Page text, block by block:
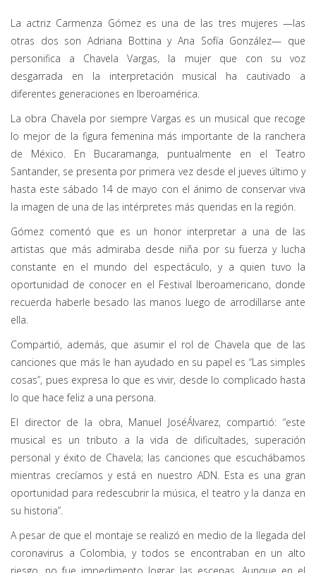
La actriz Carmenza Gómez es una de las tres mujeres —las
otras dos son Adriana Bottina y Ana Sofía González— que
personifica a Chavela Vargas, la mujer que con su voz
desgarrada en la interpretación musical ha cautivado a
diferentes generaciones en Iberoamérica.
La obra Chavela por siempre Vargas es un musical que recoge
lo mejor de la figura femenina más importante de la ranchera
de México. En Bucaramanga, puntualmente en el Teatro
Santander, se presenta por primera vez desde el jueves último y
hasta este sábado 14 de mayo con el ánimo de conservar viva
la imagen de una de las intérpretes más queridas en la región.
Gómez comentó que es un honor interpretar a una de las
artistas que más admiraba desde niña por su fuerza y lucha
constante en el mundo del espectáculo, y a quien tuvo la
oportunidad de conocer en el Festival Iberoamericano, donde
recuerda haberle besado las manos luego de arrodillarse ante
ella.
Compartió, además, que asumir el rol de Chavela que de las
canciones que más le han ayudado en su papel es “Las simples
cosas”, pues expresa lo que es vivir, desde lo complicado hasta
lo que hace feliz a una persona.
El director de la obra, Manuel JoséÁlvarez, compartió: “este
musical es un tributo a la vida de dificultades, superación
personal y éxito de Chavela; las canciones que escuchábamos
mientras crecíamos y está en nuestro ADN. Esta es una gran
oportunidad para redescubrir la música, el teatro y la danza en
su historia”.
A pesar de que el montaje se realizó en medio de la llegada del
coronavirus a Colombia, y todos se encontraban en un alto